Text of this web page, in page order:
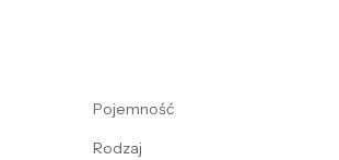
Pojemność
Rodzaj